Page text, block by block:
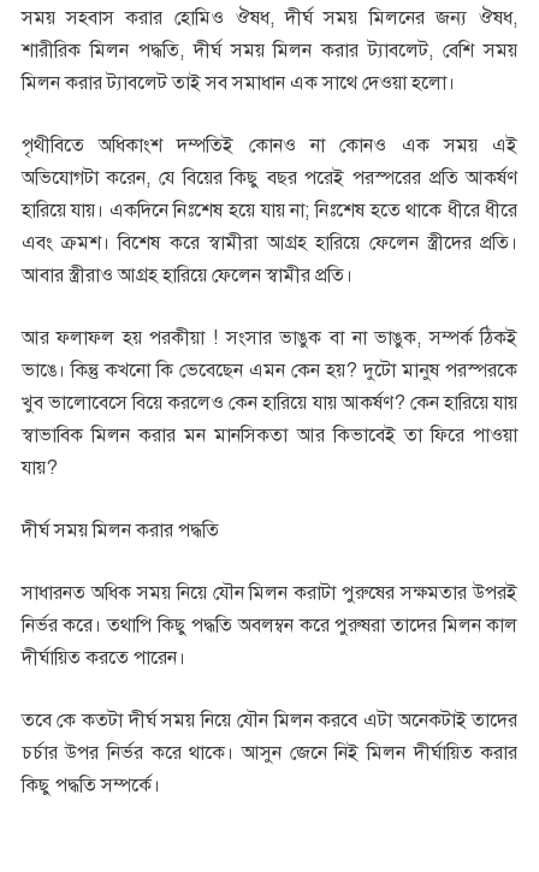
সময় সহবাস করার হোমিও ঔষধ, দীর্ঘ সময় মিলনের জন্য ঔষধ,
শারীরিক মিলন পদ্ধতি, দীর্ঘ সময় মিলন করার ট্যাবলেট, বেশি সময়
মিলন করার ট্যাবলেট তাই সব সমাধান এক সাথে দেওয়া হলো।
পৃথীবিতে অধিকাংশ দম্পতিই কোনও না কোনও এক সময় এই
অভিযোগটা করেন, যে বিয়ের কিছু বছর পরেই পরস্পরের প্রতি আকর্ষণ
হারিয়ে যায়। একদিনে নিঃশেষ হয়ে যায় না; নিঃশেষ হতে থাকে ধীরে ধীরে
এবং ক্রমশ। বিশেষ করে স্বামীরা আগ্রহ হারিয়ে ফেলেন স্ত্রীদের প্রতি।
আবার স্ত্রীরাও আগ্রহ হারিয়ে ফেলেন স্বামীর প্রতি।
আর ফলাফল হয় পরকীয়া ! সংসার ভাঙুক বা না ভাঙুক, সম্পর্ক ঠিকই
ভাঙে। কিন্তু কখনো কি ভেবেছেন এমন কেন হয়? দুটো মানুষ পরস্পরকে
খুব ভালোবেসে বিয়ে করলেও কেন হারিয়ে যায় আকর্ষণ? কেন হারিয়ে যায়
স্বাভাবিক মিলন করার মন মানসিকতা আর কিভাবেই তা ফিরে পাওয়া
যায়?
দীর্ঘ সময় মিলন করার পদ্ধতি
সাধারনত অধিক সময় নিয়ে যৌন মিলন করাটা পুরুষের সক্ষমতার উপরই
নির্ভর করে। তথাপি কিছু পদ্ধতি অবলম্বন করে পুরুষরা তাদের মিলন কাল
দীর্ঘায়িত করতে পারেন।
তবে কে কতটা দীর্ঘ সময় নিয়ে যৌন মিলন করবে এটা অনেকটাই তাদের
চর্চার উপর নির্ভর করে থাকে। আসুন জেনে নিই মিলন দীর্ঘায়িত করার
কিছু পদ্ধতি সম্পর্কে।